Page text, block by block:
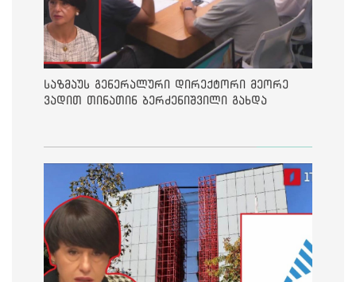
საზმაუს გენერალური დირექტორი მეორე
ვადით თინათინ ბერძენიშვილი გახდა